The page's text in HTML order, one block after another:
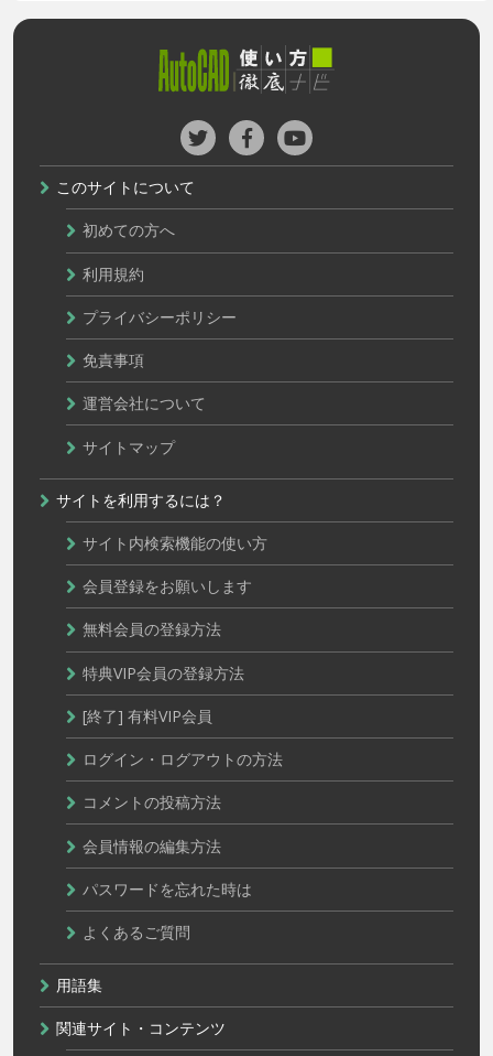
このサイトについて
初めての方へ
利用規約
プライバシーポリシー
免責事項
運営会社について
サイトマップ
サイトを利用するには？
サイト内検索機能の使い方
会員登録をお願いします
無料会員の登録方法
特典VIP会員の登録方法
[終了] 有料VIP会員
ログイン・ログアウトの方法
コメントの投稿方法
会員情報の編集方法
パスワードを忘れた時は
よくあるご質問
用語集
関連サイト・コンテンツ